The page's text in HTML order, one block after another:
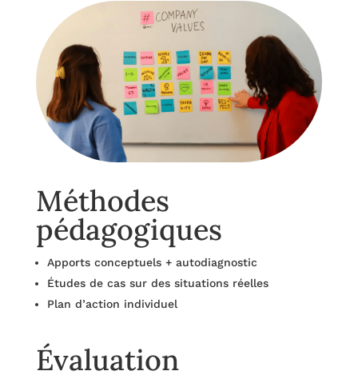
Méthodes
pédagogiques
Apports conceptuels + autodiagnostic
Études de cas sur des situations réelles
Plan d’action individuel
Évaluation